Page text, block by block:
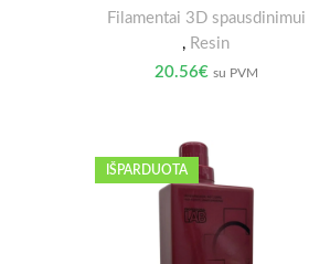
Filamentai 3D spausdinimui
, Resin
20.56€ su PVM
IŠPARDUOTA